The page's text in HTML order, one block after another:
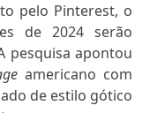
pelo Pinterest, o
de 2024 serão
pesquisa apontou
americano com
de estilo gótico